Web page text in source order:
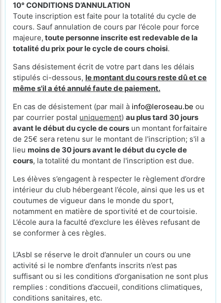
10° CONDITIONS D’ANNULATION
Toute inscription est faite pour la totalité du cycle de
cours. Sauf annulation de cours par l’école pour force
majeure, toute personne inscrite est redevable de la
totalité du prix pour le cycle de cours choisi.
Sans désistement écrit de votre part dans les délais
stipulés ci-dessous, le montant du cours reste dû et ce
même s'il a été annulé faute de paiement.
En cas de désistement (par mail à info@leroseau.be ou
par courrier postal uniquement) au plus tard 30 jours
avant le début du cycle de cours un montant forfaitaire
de 25€ sera retenu sur le montant de l'inscription; s'il a
lieu moins de 30 jours avant le début du cycle de
cours, la totalité du montant de l'inscription est due.
Les élèves s’engagent à respecter le règlement d’ordre
intérieur du club hébergeant l’école, ainsi que les us et
coutumes de vigueur dans le monde du sport,
notamment en matière de sportivité et de courtoisie.
L’école aura la faculté d’exclure les élèves refusant de
se conformer à ces règles.
L’Asbl se réserve le droit d’annuler un cours ou une
activité si le nombre d’enfants inscrits n’est pas
suffisant ou si les conditions d’organisation ne sont plus
remplies : conditions d’accueil, conditions climatiques,
conditions sanitaires, etc.